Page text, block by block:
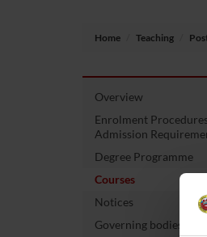
Home Teaching
Overview
Enrolment
Admission
Degree Programme
Courses
Notices
Governing bodies